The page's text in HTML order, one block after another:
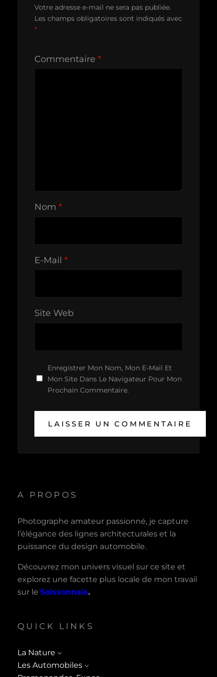
Votre adresse e-mail ne sera pas publiée.
Les champs obligatoires sont indiqués avec
*
Commentaire *
Nom *
E-Mail *
Site Web
Enregistrer Mon Nom, Mon E-Mail Et
Mon Site Dans Le Navigateur Pour Mon
Prochain Commentaire.
A PROPOS
Photographe amateur passionné, je capture
l’élégance des lignes architecturales et la
puissance du design automobile.
Découvrez mon univers visuel sur ce site et
explorez une facette plus locale de mon travail
sur le Soissonnais.
QUICK LINKS
La Nature
Les Automobiles